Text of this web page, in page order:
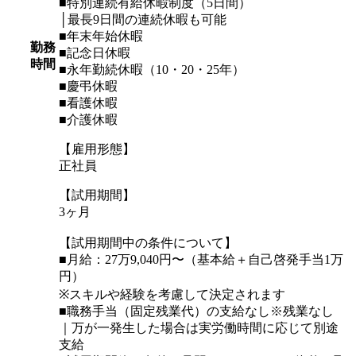
勤務
時間
■特別連続有給休暇制度（5日間）
│最長9日間の連続休暇も可能
■年末年始休暇
■記念日休暇
■永年勤続休暇（10・20・25年）
■慶弔休暇
■看護休暇
■介護休暇
【雇用形態】
正社員
【試用期間】
3ヶ月
【試用期間中の条件について】
■月給：27万9,040円〜（基本給＋自己啓発手当1万
円）
※スキルや経験を考慮して決定されます
■職務手当（固定残業代）の支給なし※残業なし
｜万が一発生した場合は実労働時間に応じて別途
支給